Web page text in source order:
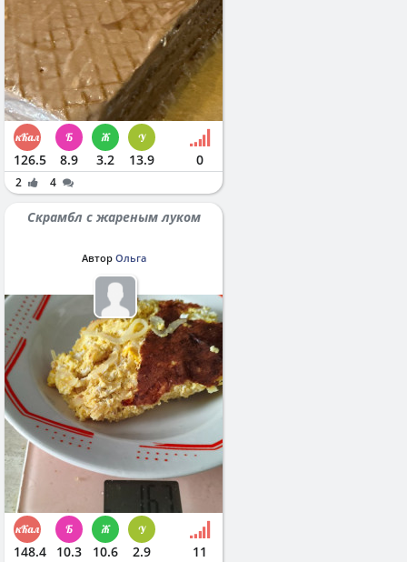
126.5 8.9 3.2 13.9 0
2 4
Скрамбл с жареным луком
Автор Ольга
148.4 10.3 10.6 2.9 11